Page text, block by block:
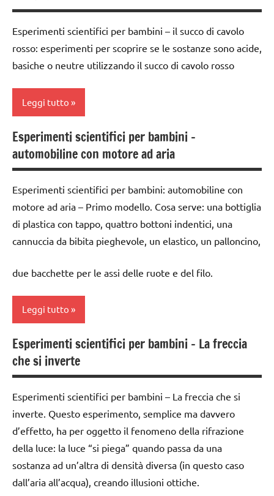
FESTE
DELL'ANNO
Natale
Martino
TUTTI GLI
ARGOMENTI
PER ETA'
TUTTI GLI
ARTICOLI
3 ai
6
anni
ESPERIMENTI
E ATTIVITA'
STEM
ESPERIMENTI
SCIENTIFICI
DIDATTICA
MONTESSORI
SCIENZE
fisica e
TUTTI GLI
TUTTI GLI
ARTICOLI
Esperimenti scientifici per bambini – il succo di cavolo
rosso: esperimenti per scoprire se le sostanze sono acide,
basiche o neutre utilizzando il succo di cavolo rosso
Leggi tutto
classi
1a-5a
a 3
anni
dai
3 ai
anni
ESPERIMENTI
SCIENTIFICI
TUTTI GLI
ARGOMENTI
TUTTI GLI
ARTICOLI
Esperimenti scientifici per bambini –
automobiline con motore ad aria
Esperimenti scientifici per bambini: automobiline con
motore ad aria – Primo modello. Cosa serve: una bottiglia
di plastica con tappo, quattro bottoni indentici, una
cannuccia da bibita pieghevole, un elastico, un palloncino,
due bacchette per le assi delle ruote e del filo.
Leggi tutto
classi
1a-5a
3 ai
6
anni
ESPERIMENTI
SCIENTIFICI
SCIENZE
Esperimenti scientifici per bambini – La freccia
che si inverte
Esperimenti scientifici per bambini – La freccia che si
inverte. Questo esperimento, semplice ma davvero
d’effetto, ha per oggetto il fenomeno della rifrazione
della luce: la luce “si piega” quando passa da una
sostanza ad un’altra di densità diversa (in questo caso
dall’aria all’acqua), creando illusioni ottiche.